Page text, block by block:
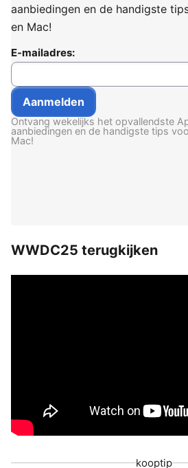
aanbiedingen en de handigste
en Mac!
E-mailadres:
Ontvang wekelijks het opvallendste
aanbiedingen en de handigste tips
Mac!
WWDC25 terugkijken
kooptip